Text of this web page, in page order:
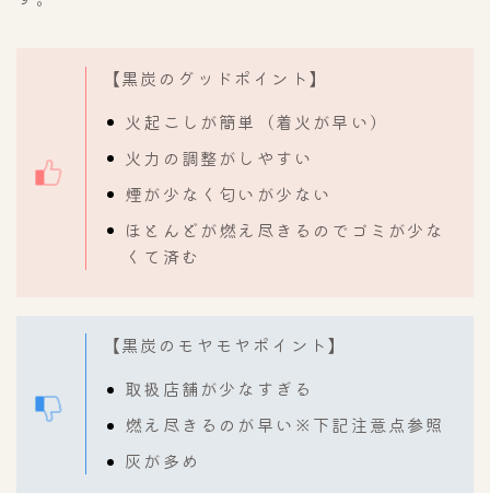
【黒炭のグッドポイント】
火起こしが簡単（着火が早い）
火力の調整がしやすい
煙が少なく匂いが少ない
ほとんどが燃え尽きるのでゴミが少な
くて済む
【黒炭のモヤモヤポイント】
取扱店舗が少なすぎる
燃え尽きるのが早い※下記注意点参照
灰が多め